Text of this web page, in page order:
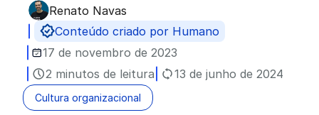
Publicado por
Renato Navas
Conteúdo criado por Humano
17 de novembro de 2023
2 minutos de leitura
13 de junho de 2024
Cultura organizacional